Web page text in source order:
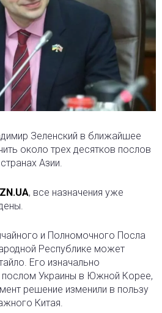
Зеленский в ближайшее
около трех десятков послов
Азии.
ZN.UA, все назначения уже
и Полномочного Посла
Республике может
Его изначально
послом Украины в Южной Корее,
решение изменили в пользу
Китая.